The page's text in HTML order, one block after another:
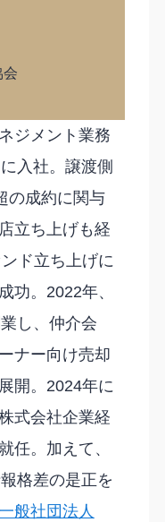
会
ジメント業務
入社。譲渡側
の成約に関与
立ち上げも経
ド立ち上げに
功。2022年、
し、仲介会
ナー向け売却
開。2024年に
式会社企業経
任。加えて、
格差の是正を
般社団法人